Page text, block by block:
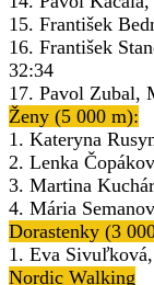
15. František
16. František
32:34
17. Pavol Zubal,
Ženy (5 000 m):
1. Kateryna
2. Lenka
3. Martina
4. Mária
Dorastenky (3
1. Eva
Nordic Walking